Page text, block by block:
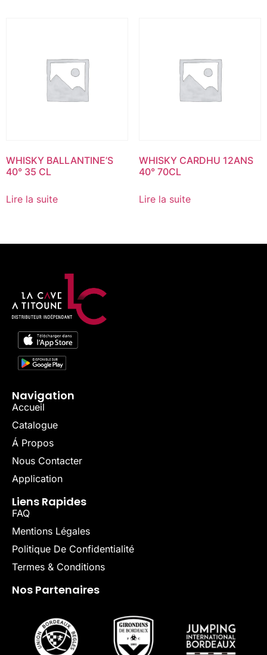
WHISKY BALLANTINE’S
40° 35 CL
Lire la suite
WHISKY CARDHU 12ANS
40° 70CL
Lire la suite
Navigation
Accueil
Catalogue
Á Propos
Nous Contacter
Application
Liens Rapides
FAQ
Mentions Légales
Politique De Confidentialité
Termes & Conditions
Nos Partenaires